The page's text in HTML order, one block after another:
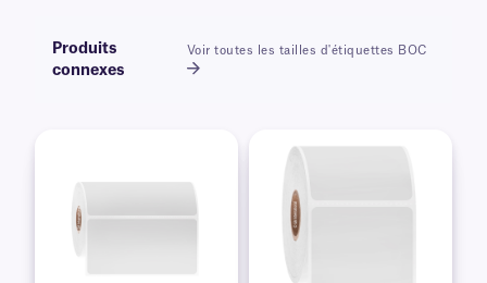
Produits
connexes
Voir toutes les tailles d'étiquettes BOC